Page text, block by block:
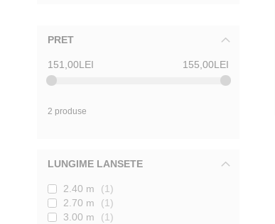
PRET
151,00LEI 155,00LEI
2 produse
LUNGIME LANSETE
2.40 m
1
2.70 m
1
3.00 m
1